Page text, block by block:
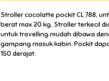
Stroller cocolatte pockit CL 788,
berat max 20 kg. Stroller terkecil
untuk travelling.mudah dibawa
gampang masuk kabin. Pockit
150 derajat.